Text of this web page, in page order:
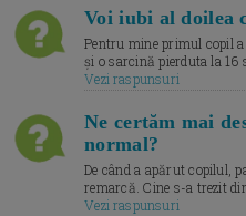
Voi iubi al doilea
Pentru mine primul copil
și o sarcină pierduta la
Vezi raspunsuri
Ne certăm mai
normal?
De când a apărut copilul,
remarcă. Cine s-a trezit
Vezi raspunsuri